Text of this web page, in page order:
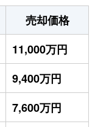
売却価格
11,000万円
9,400万円
7,600万円